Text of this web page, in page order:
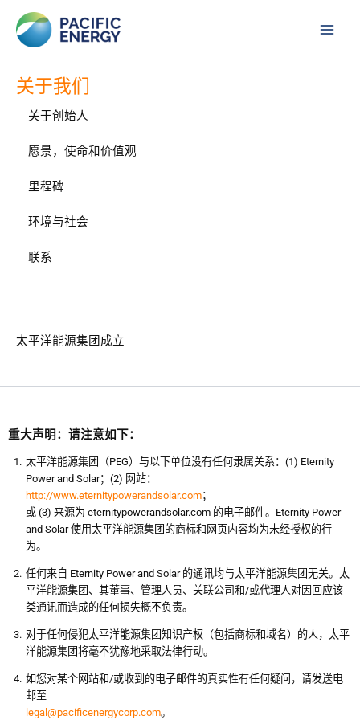
关于我们
关于创始人
愿景，使命和价值观
里程碑
环境与社会
联系
太平洋能源集团成立
重大声明：请注意如下：
太平洋能源集团（PEG）与以下单位没有任何隶属关系：(1) Eternity
Power and Solar；(2) 网站：
http://www.eternitypowerandsolar.com；
或 (3) 来源为 eternitypowerandsolar.com 的电子邮件。Eternity Power
and Solar 使用太平洋能源集团的商标和网页内容均为未经授权的行
为。
任何来自 Eternity Power and Solar 的通讯均与太平洋能源集团无关。太
平洋能源集团、其董事、管理人员、关联公司和/或代理人对因回应该
类通讯而造成的任何损失概不负责。
对于任何侵犯太平洋能源集团知识产权（包括商标和域名）的人，太平
洋能源集团将毫不犹豫地采取法律行动。
如您对某个网站和/或收到的电子邮件的真实性有任何疑问，请发送电
邮至
legal@pacificenergycorp.com。